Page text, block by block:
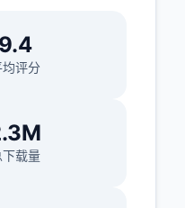
9.4
均评分
下载量